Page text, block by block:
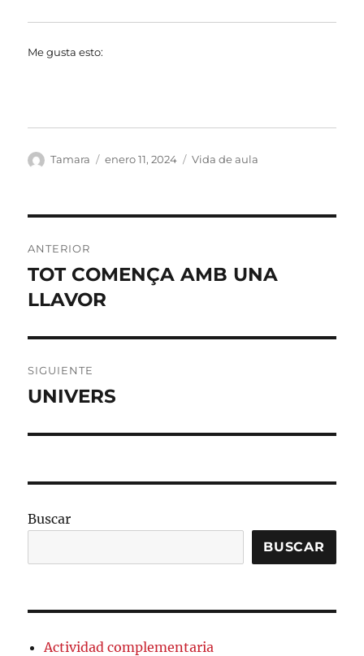
Me gusta esto:
Autor
Tamara
Publicado
enero 11, 2024 Categorías
Vida de aula
de
entradas
ANTERIOR
Entrada
anterior:
TOT COMENÇA AMB UNA
LLAVOR
SIGUIENTE
Entrada
UNIVERS
Buscar
BUSCAR
Actividad complementaria